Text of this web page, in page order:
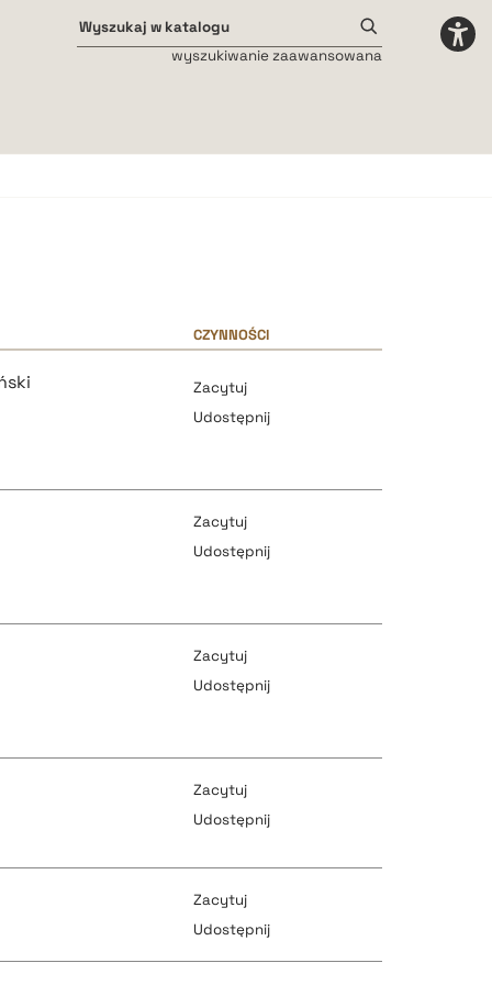
wyszukiwanie zaawansowana
CZYNNOŚCI
Zacytuj
Udostępnij
pobierz cytat
Zacytuj
Udostępnij
pobierz cytat
pobierz cytat
Zacytuj
Udostępnij
pobierz cytat
Zacytuj
Udostępnij
Zacytuj
Udostępnij